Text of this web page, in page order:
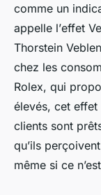
comme un
appelle l’effet
Thorstein
chez les
Rolex, qui
élevés, cet
clients sont
qu’ils
même si ce